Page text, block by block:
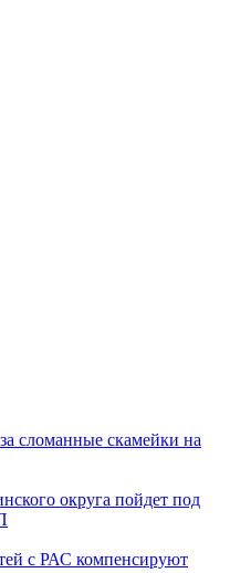
сломанные скамейки на
округа пойдет под
с РАС компенсируют